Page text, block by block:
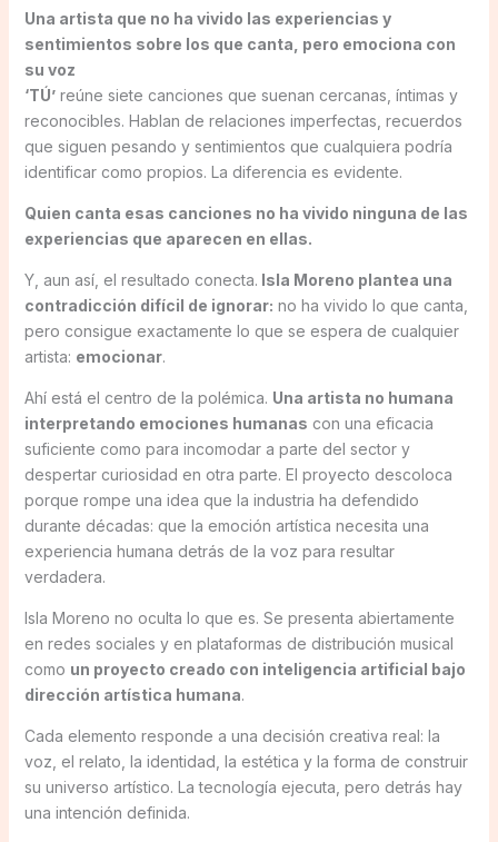
Una artista que no ha vivido las experiencias y
sentimientos sobre los que canta, pero emociona con
su voz
‘TÚ’reúne siete canciones que suenan cercanas, íntimas y
reconocibles. Hablan de relaciones imperfectas, recuerdos
que siguen pesando y sentimientos que cualquiera podría
identificar como propios. La diferencia es evidente.
Quien canta esas canciones no ha vivido ninguna de las
experiencias que aparecen en ellas.
Y, aun así, el resultado conecta. Isla Moreno plantea una
contradicción difícil de ignorar: no ha vivido lo que canta,
pero consigue exactamente lo que se espera de cualquier
artista: emocionar.
Ahí está el centro de la polémica. Una artista no humana
interpretando emociones humanas con una eficacia
suficiente como para incomodar a parte del sector y
despertar curiosidad en otra parte. El proyecto descoloca
porque rompe una idea que la industria ha defendido
durante décadas: que la emoción artística necesita una
experiencia humana detrás de la voz para resultar
verdadera.
Isla Moreno no oculta lo que es. Se presenta abiertamente
en redes sociales y en plataformas de distribución musical
como un proyecto creado con inteligencia artificial bajo
dirección artística humana.
Cada elemento responde a una decisión creativa real: la
voz, el relato, la identidad, la estética y la forma de construir
su universo artístico. La tecnología ejecuta, pero detrás hay
una intención definida.